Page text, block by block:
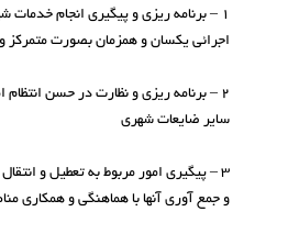
۱ – برنامه ریزی و پیگیری انجام خدمات شهری خاص که مناطق شهرداری و سایر سازمانها و واحدهای تابعه به تنهائی قادر به انجام آن نبوده و مستلزم اقدامات
اجرائی یکسان و همزمان بصورت
۲ – برنامه ریزی و نظارت در حسن
سایر ضایعات شهری
و جمع آوری آنها با هماهنگی و همکاری